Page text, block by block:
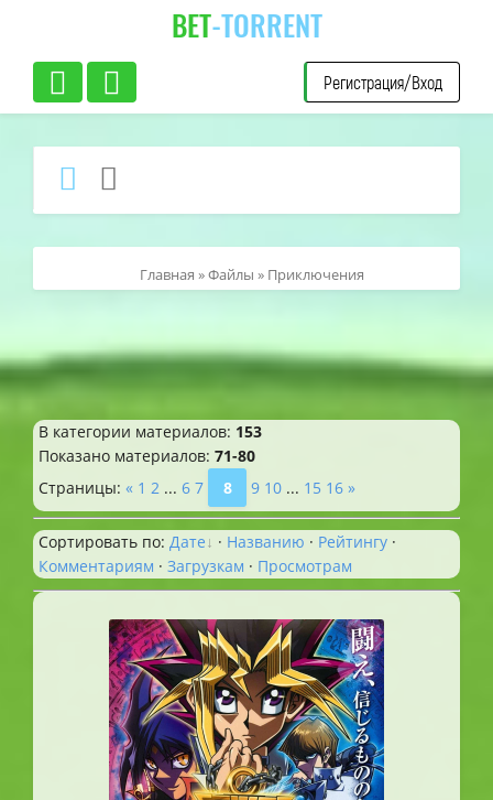
BET-TORRENT
Регистрация/Вход
Главная »Файлы » Приключения
В категории материалов: 153
Показано материалов: 71-80
Страницы: « 1 2 ... 6 7 8 9 10 ... 15 16 »
Сортировать по: Дате · Названию · Рейтингу ·
Комментариям · Загрузкам · Просмотрам